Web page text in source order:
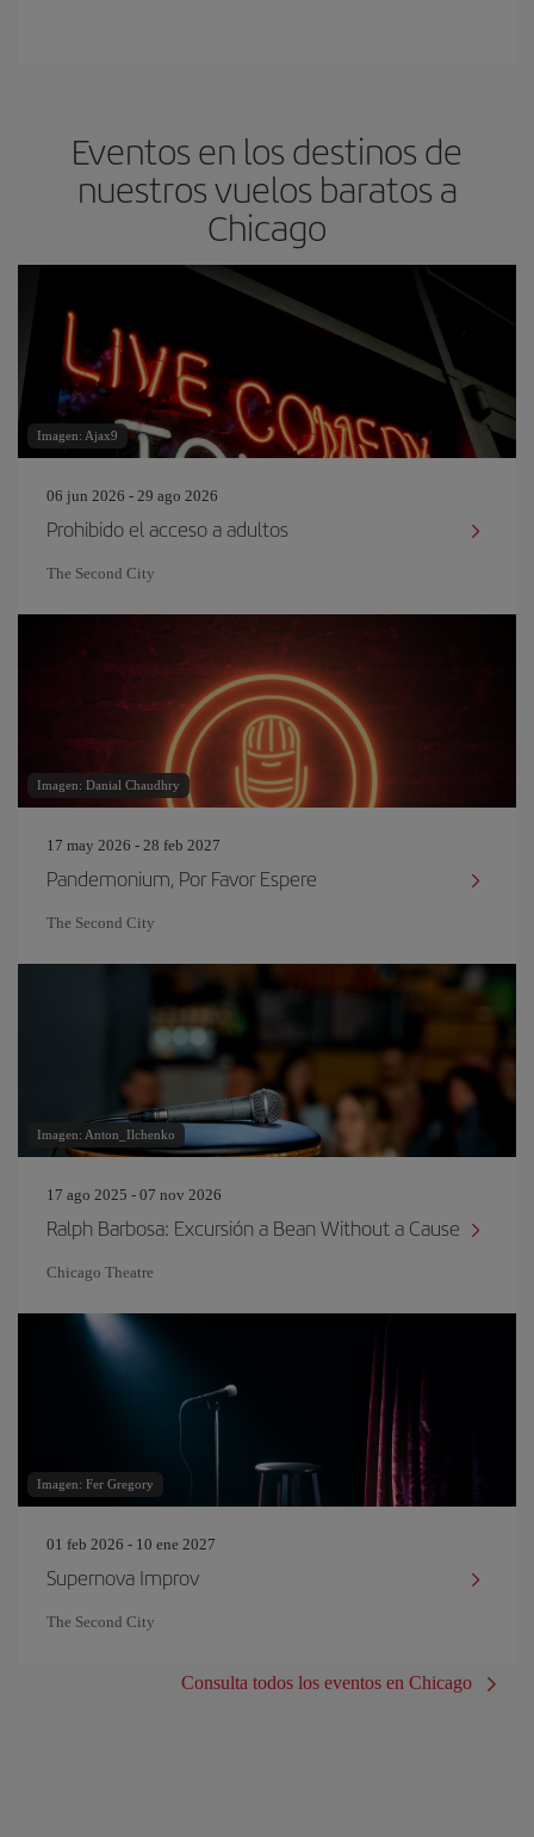
Eventos en los destinos de
nuestros vuelos baratos a
Chicago
Imagen: Ajax9
06 jun 2026 - 29 ago 2026
Prohibido el acceso a adultos
The Second City
Imagen: Danial Chaudhry
17 may 2026 - 28 feb 2027
Pandemonium, Por Favor Espere
The Second City
Imagen: Anton_Ilchenko
17 ago 2025 - 07 nov 2026
Ralph Barbosa: Excursión a Bean Without a Cause
Chicago Theatre
Imagen: Fer Gregory
01 feb 2026 - 10 ene 2027
Supernova Improv
The Second City
Consulta todos los eventos en Chicago